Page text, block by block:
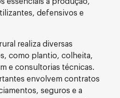
essenciais à produção,
defensivos e
realiza diversas
como plantio, colheita,
e consultorias técnicas.
envolvem contratos
seguros e a